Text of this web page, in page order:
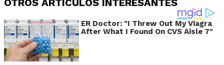
OTROS ARTÍCULOS INTERESANTES
ER Doctor: "I Threw Out My Viagra
After What I Found On CVS Aisle 7"